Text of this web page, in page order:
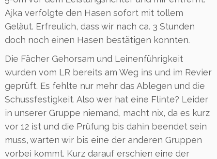
Ajka verfolgte den Hasen sofort mit tollem
Geläut. Erfreulich, dass wir nach ca. 3 Stunden
doch noch einen Hasen bestätigen konnten.
Die Fächer Gehorsam und Leinenführigkeit
wurden vom LR bereits am Weg ins und im Revier
geprüft. Es fehlte nur mehr das Ablegen und die
Schussfestigkeit. Also wer hat eine Flinte? Leider
in unserer Gruppe niemand, macht nix, da es kurz
vor 12 ist und die Prüfung bis dahin beendet sein
muss, warten wir bis eine der anderen Gruppen
vorbei kommt. Kurz darauf erschien eine der